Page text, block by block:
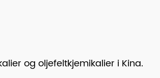
og oljefeltkjemikalier i Kina.